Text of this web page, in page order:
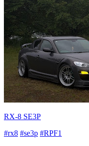
RX-8 SE3P
#rx8 #se3p #RPF1